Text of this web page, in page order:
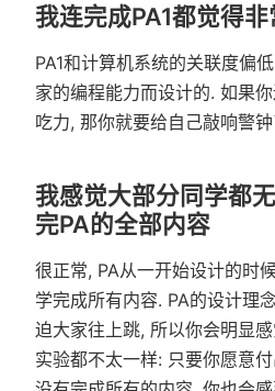
我连完成PA1都觉得
PA1和计算机系统的关联度偏
家的编程能力而设计的. 如果
吃力, 那你就要给自己敲响警
我感觉大部分同学都
完PA的全部内容
很正常, PA从一开始设计的时
学完成所有内容. PA的设计理
迫大家往上跳, 所以你会明显
实验都不太一样: 只要你愿意